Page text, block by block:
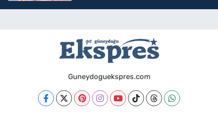
Guneydoguekspres.com